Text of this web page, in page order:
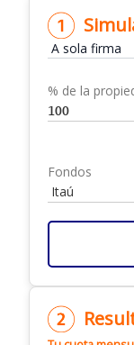
% de la
Fondos